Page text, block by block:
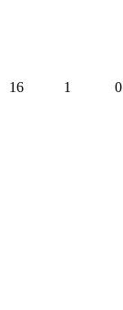
16 1 0